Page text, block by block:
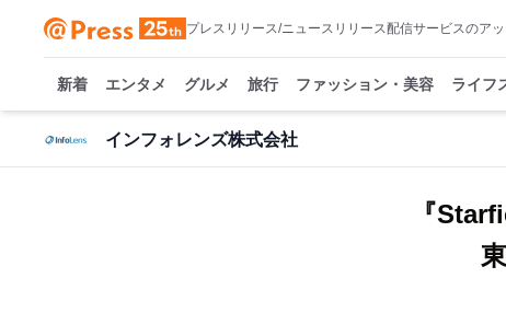
プレスリリース/ニュースリリース配信サービスのア
新着 エンタメ グルメ 旅行 ファッション・美容 ライフ
インフォレンズ株式会社
『